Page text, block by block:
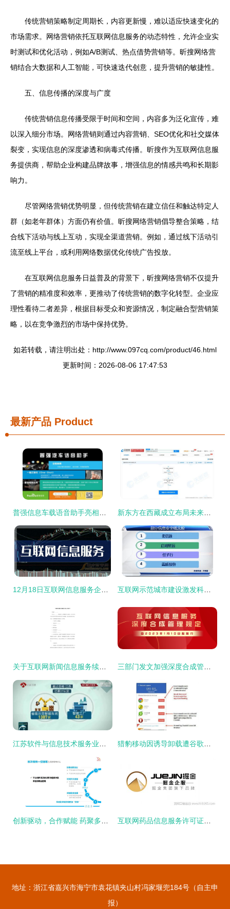
传统营销策略制定周期长，内容更新慢，难以适应快速变化的
市场需求。网络营销依托互联网信息服务的动态特性，允许企业实
时测试和优化活动，例如A/B测试、热点借势营销等。昕搜网络营
销结合大数据和人工智能，可快速迭代创意，提升营销的敏捷性。
五、信息传播的深度与广度
传统营销信息传播受限于时间和空间，内容多为泛化宣传，难
以深入细分市场。网络营销则通过内容营销、SEO优化和社交媒体
裂变，实现信息的深度渗透和病毒式传播。昕搜作为互联网信息服
务提供商，帮助企业构建品牌故事，增强信息的情感共鸣和长期影
响力。
尽管网络营销优势明显，但传统营销在建立信任和触达特定人
群（如老年群体）方面仍有价值。昕搜网络营销倡导整合策略，结
合线下活动与线上互动，实现全渠道营销。例如，通过线下活动引
流至线上平台，或利用网络数据优化传统广告投放。
在互联网信息服务日益普及的背景下，昕搜网络营销不仅提升
了营销的精准度和效率，更推动了传统营销的数字化转型。企业应
理性看待二者差异，根据目标受众和资源情况，制定融合型营销策
略，以在竞争激烈的市场中保持优势。
如若转载，请注明出处：http://www.097cq.com/product/46.html
更新时间：2026-08-06 17:47:53
最新产品 Product
地址：浙江省嘉兴市海宁市袁花镇夹山村冯家堰兜184号（自主申
报）